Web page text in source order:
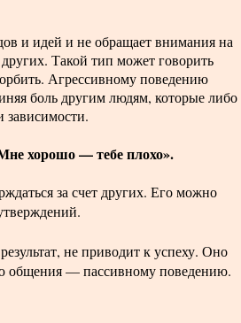
и идей и не обращает внимания на
Такой тип может говорить
Агрессивному поведению
боль другим людям, которые либо
хорошо — тебе плохо».
за счет других. Его можно
не приводит к успеху. Оно
общения — пассивному поведению.